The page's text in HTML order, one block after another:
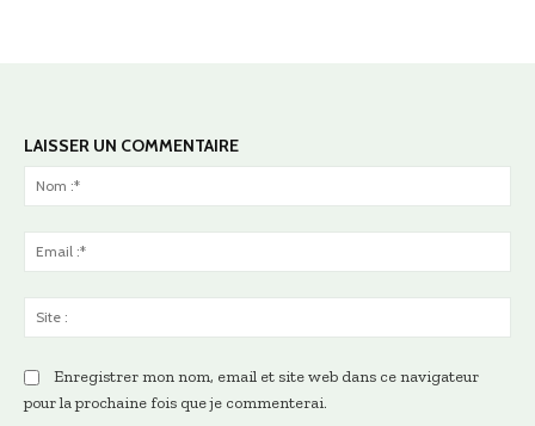
LAISSER UN COMMENTAIRE
Enregistrer mon nom, email et site web dans ce navigateur
pour la prochaine fois que je commenterai.